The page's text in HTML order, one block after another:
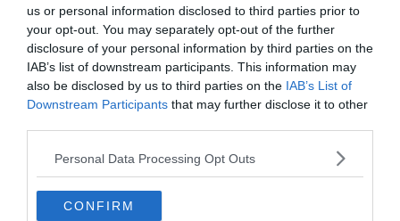
us or personal information disclosed to third parties prior to
your opt-out. You may separately opt-out of the further
disclosure of your personal information by third parties on the
IAB’s list of downstream participants. This information may
also be disclosed by us to third parties on the IAB’s List of
Downstream Participants that may further disclose it to other
Personal Data Processing Opt Outs
CONFIRM
Milyen szófajba tartozik a
"de" szó?
Mellérendelő kötőszó